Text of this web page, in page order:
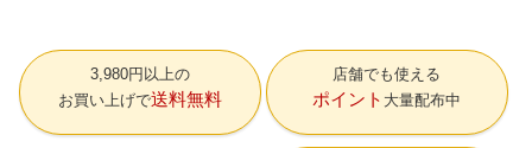
3,980円以上の
お買い上げで送料無料
店舗でも使える
ポイント 大量配布中